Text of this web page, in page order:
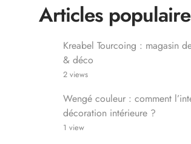
Articles
Kreabel Tourcoing : magasin
& déco
2 views
Wengé couleur : comment
décoration intérieure ?
1 view